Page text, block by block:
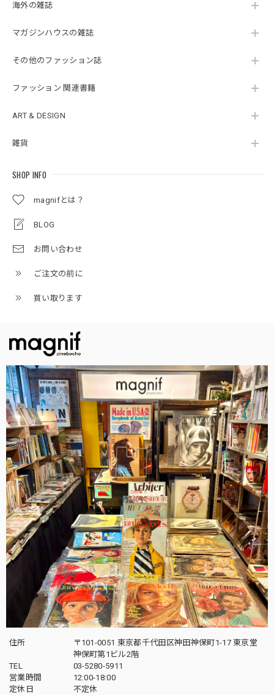
海外の雑誌
マガジンハウスの雑誌
その他のファッション誌
ファッション 関連書籍
ART & DESIGN
雑貨
SHOP INFO
magnifとは？
BLOG
お問い合わせ
ご注文の前に
買い取ります
住所
〒101-0051 東京都千代田区神田神保町1-17 東京堂
神保町第1ビル2階
TEL
03-5280-5911
営業時間
12:00-18:00
定休日
不定休